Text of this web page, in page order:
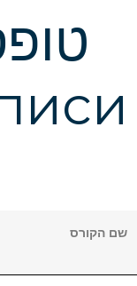
שם הקורס